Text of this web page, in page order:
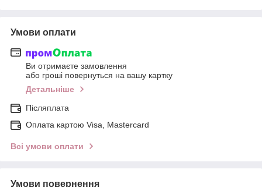
Умови оплати
Ви отримаєте замовлення
або гроші повернуться на вашу картку
Детальніше
Післяплата
Оплата картою Visa, Mastercard
Всі умови оплати
Умови повернення